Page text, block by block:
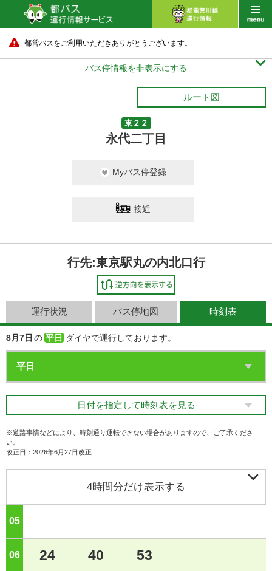
都営バスをご利用いただきありがとうございます。
バス停情報を非表示にする 
ルート図
東２２
永代二丁目
Myバス停登録
接近
行先:東京駅丸の内北口行
運行状況 バス停地図 時刻表
8月7日 の 平日 ダイヤで運行しております。
日付を指定して時刻表を見る
※道路事情などにより、時刻通り運転できない場合がありますので、ご了承くださ
い。
改正日：2026年6月27日改正
4時間分だけ表示する 
05
06 24 40 53